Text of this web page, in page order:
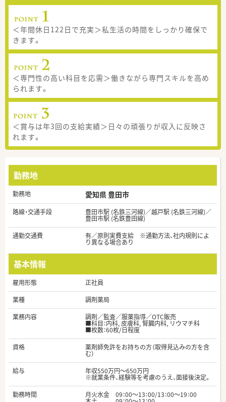
＜年間休日122日で充実＞私生活の時間をしっかり確保で
きます。
＜専門性の高い科目を応需＞働きながら専門スキルを高め
られます。
＜賞与は年3回の支給実績＞日々の頑張りが収入に反映さ
れます。
勤務地
勤務地 愛知県 豊田市
路線・交通手段 豊田市駅 (名鉄三河線)／越戸駅 (名鉄三河線)／
豊田市駅 (名鉄豊田線)
通勤交通費
有／原則実費支給 ※通勤方法、社内規則によ
り異なる場合あり
基本情報
雇用形態
正社員
業種
調剤薬局
業務内容
調剤／監査／服薬指導／OTC販売
■科目：内科, 皮膚科, 腎臓内科, リウマチ科
■枚数：60枚/日程度
資格
薬剤師免許をお持ちの方（取得見込みの方を含
む）
給与
年収550万円～650万円
※就業条件、経験等を考慮のうえ、面接後決定。
勤務時間
月火水金 09：00～13：00/13：00～19：00